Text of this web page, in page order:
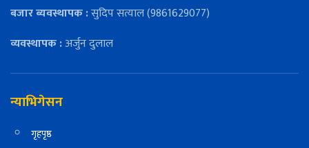
बजार ब्यवस्थापक :सुदिप सत्याल (9861629077)
व्यवस्थापक :अर्जुन दुलाल
न्याभिगेसन
गृहपृष्ठ